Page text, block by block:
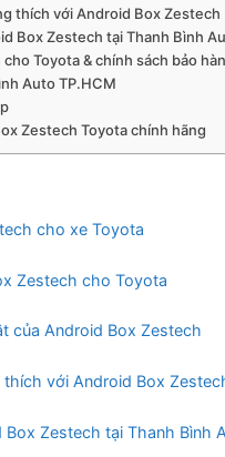
thích với Android Box Zestech
Box Zestech tại Thanh Bình
Toyota & chính sách bảo
Auto TP.HCM
Zestech Toyota chính hãng
cho xe Toyota
Zestech cho Toyota
của Android Box Zestech
với Android Box
Zestech tại Thanh Bình